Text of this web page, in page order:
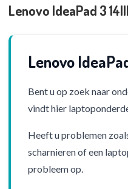
Lenovo IdeaPad 3
Lenovo
Bent u op zoek naar
vindt hier
Heeft u problemen
scharnieren of een
probleem op.